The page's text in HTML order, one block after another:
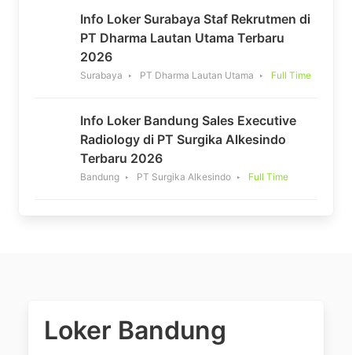
Info Loker Surabaya Staf Rekrutmen di
PT Dharma Lautan Utama Terbaru
2026
Surabaya PT Dharma Lautan Utama Full Time
Info Loker Bandung Sales Executive
Radiology di PT Surgika Alkesindo
Terbaru 2026
Bandung PT Surgika Alkesindo Full Time
Loker Bandung